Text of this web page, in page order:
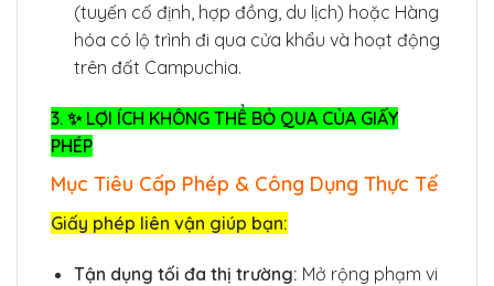
(tuyến cố định, hợp đồng, du lịch) hoặc Hàng
hóa có lộ trình đi qua cửa khẩu và hoạt động
trên đất Campuchia.
3. ✨ LỢI ÍCH KHÔNG THỂ BỎ QUA CỦA GIẤY
PHÉP
Mục Tiêu Cấp Phép & Công Dụng Thực Tế
Giấy phép liên vận giúp bạn:
Tận dụng tối đa thị trường: Mở rộng phạm vi